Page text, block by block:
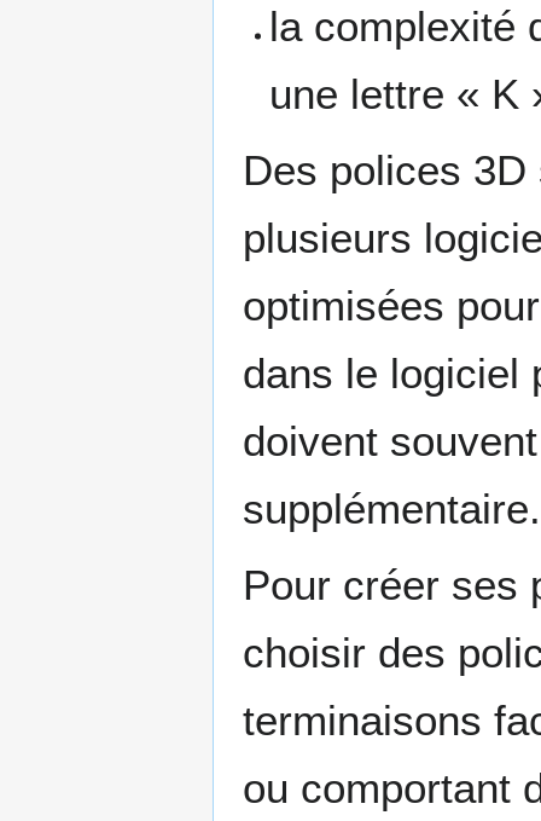
la complexité
une lettre « K
Des polices
plusieurs
optimisées
dans le logiciel
doivent
supplémentaire.
Pour créer ses
choisir des
terminaisons
ou comportant